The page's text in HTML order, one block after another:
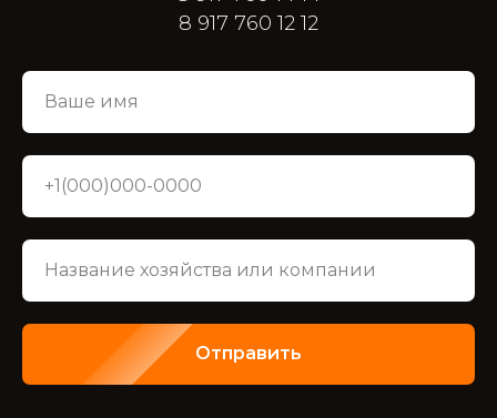
8 917 760 12 12
Отправить